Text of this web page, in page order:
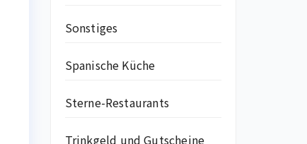
Sonstiges
Spanische Küche
Sterne-Restaurants
Trinkgeld und Gutscheine